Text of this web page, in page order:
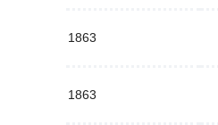
1863
1863